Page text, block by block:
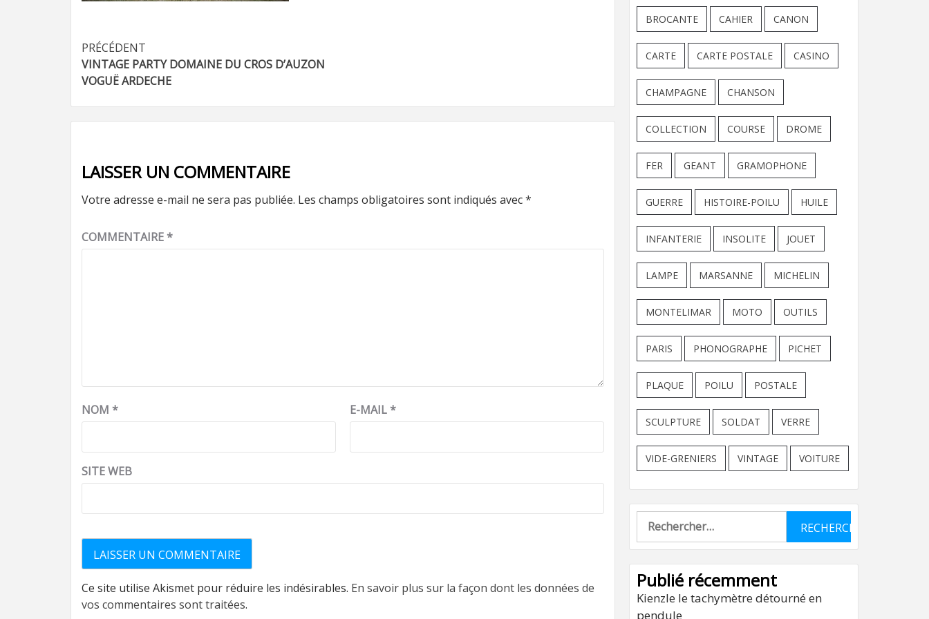
Navigation
d’article
PRÉCÉDENT
VINTAGE PARTY DOMAINE DU CROS D’AUZON
VOGUË ARDECHE
LAISSER UN COMMENTAIRE
Votre adresse e-mail ne sera pas publiée. Les champs obligatoires sont indiqués avec*
COMMENTAIRE*
NOM * E-MAIL*
SITE WEB
Ce site utilise Akismet pour réduire les indésirables. En savoir plus sur la façon dont les données de
vos commentaires sont traitées.
BROCANTE CAHIER CANON
CARTE CARTE POSTALE CASINO
CHAMPAGNE CHANSON
COLLECTION COURSE DROME
FER GEANT GRAMOPHONE
GUERRE HISTOIRE-POILU HUILE
INFANTERIE INSOLITE JOUET
LAMPE MARSANNE MICHELIN
MONTELIMAR MOTO OUTILS
PARIS PHONOGRAPHE PICHET
PLAQUE POILU POSTALE
SCULPTURE SOLDAT VERRE
VIDE-GRENIERS VINTAGE VOITURE
Rechercher :
Publié récemment
Kienzle le tachymètre détourné en
pendule